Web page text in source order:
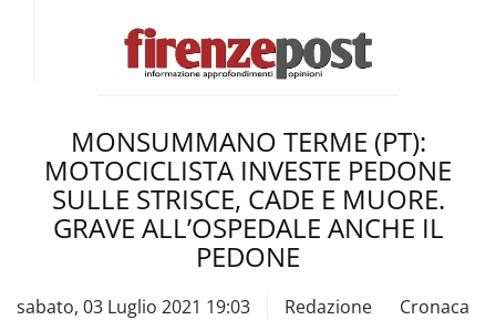
MONSUMMANO TERME (PT):
MOTOCICLISTA INVESTE PEDONE
SULLE STRISCE, CADE E MUORE.
GRAVE ALL’OSPEDALE ANCHE IL
PEDONE
sabato, 03 Luglio 2021 19:03 Redazione Cronaca